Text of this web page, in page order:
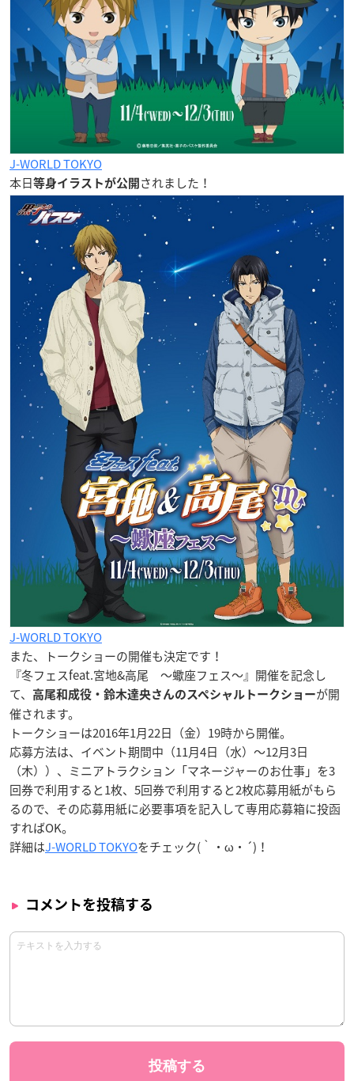
J-WORLD TOKYO
本日等身イラストが公開 されました！
J-WORLD TOKYO
また、トークショーの開催も決定です！
『冬フェスfeat.宮地&高尾 ～蠍座フェス～』開催を記念し
て、
高尾和成役・鈴木達央さんのスペシャルトークショーが開
催されます。
トークショーは2016年1月22日（金）19時から開催。
応募方法は、イベント期間中（11月4日（水）〜12月3日
（木））、ミニアトラクション「マネージャーのお仕事」を3
回券で利用すると1枚、5回券で利用すると2枚応募用紙がもら
るので、その応募用紙に必要事項を記入して専用応募箱に投函
すればOK。
詳細はJ-WORLD TOKYOをチェック(｀・ω・´)！
コメントを投稿する